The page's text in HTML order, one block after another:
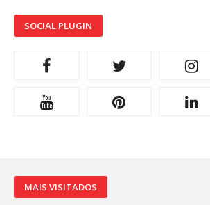
SOCIAL PLUGIN
MAIS VISITADOS